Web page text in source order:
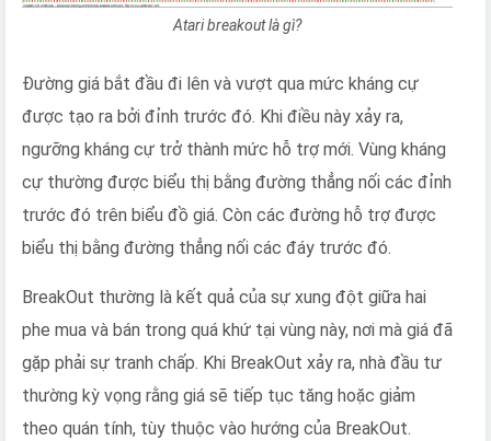
Atari breakout là gì?
Đường giá bắt đầu đi lên và vượt qua mức kháng cự
được tạo ra bởi đỉnh trước đó. Khi điều này xảy ra,
ngưỡng kháng cự trở thành mức hỗ trợ mới. Vùng kháng
cự thường được biểu thị bằng đường thẳng nối các đỉnh
trước đó trên biểu đồ giá. Còn các đường hỗ trợ được
biểu thị bằng đường thẳng nối các đáy trước đó.
BreakOut thường là kết quả của sự xung đột giữa hai
phe mua và bán trong quá khứ tại vùng này, nơi mà giá đã
gặp phải sự tranh chấp. Khi BreakOut xảy ra, nhà đầu tư
thường kỳ vọng rằng giá sẽ tiếp tục tăng hoặc giảm
theo quán tính, tùy thuộc vào hướng của BreakOut.